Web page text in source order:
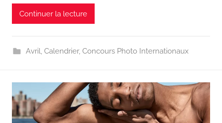
Continuer la lecture
Avril, Calendrier, Concours Photo Internationaux